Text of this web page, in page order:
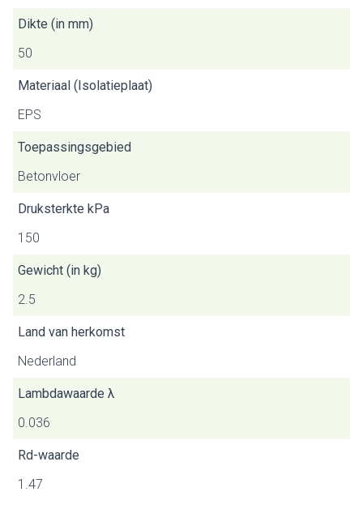
Dikte (in mm)
50
Materiaal (Isolatieplaat)
EPS
Toepassingsgebied
Betonvloer
Druksterkte kPa
150
Gewicht (in kg)
2.5
Land van herkomst
Nederland
Lambdawaarde λ
0.036
Rd-waarde
1.47